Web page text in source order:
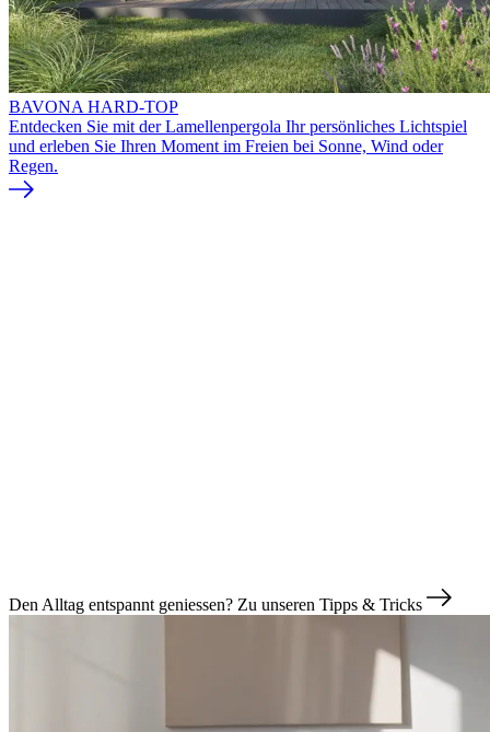
BAVONA HARD-TOP
Entdecken Sie mit der Lamellenpergola Ihr persönliches Lichtspiel
und erleben Sie Ihren Moment im Freien bei Sonne, Wind oder
Regen.
Den Alltag entspannt geniessen? Zu unseren Tipps & Tricks